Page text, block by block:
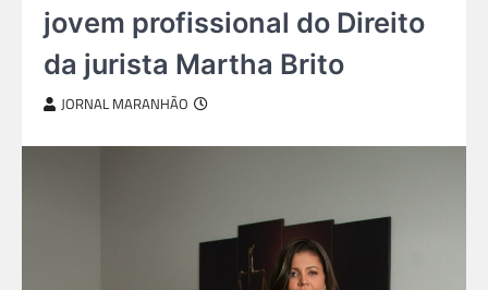
jovem profissional do Direito
da jurista Martha Brito
JORNAL MARANHÃO